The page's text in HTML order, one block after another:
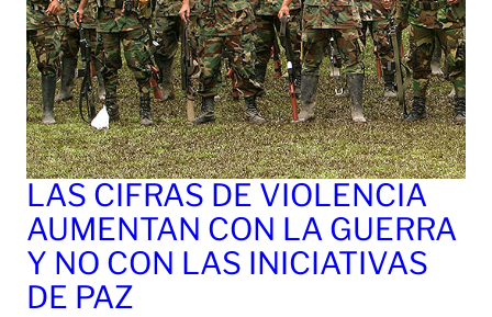
LAS CIFRAS DE VIOLENCIA
AUMENTAN CON LA GUERRA
Y NO CON LAS INICIATIVAS
DE PAZ